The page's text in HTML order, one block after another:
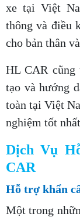
xe tại Việt
thông và điều
cho bản thân
HL CAR cũng
tạo và hướng
toàn tại Việt
nghiệm tốt
Dịch Vụ
CAR
Hỗ trợ khẩn
Một trong